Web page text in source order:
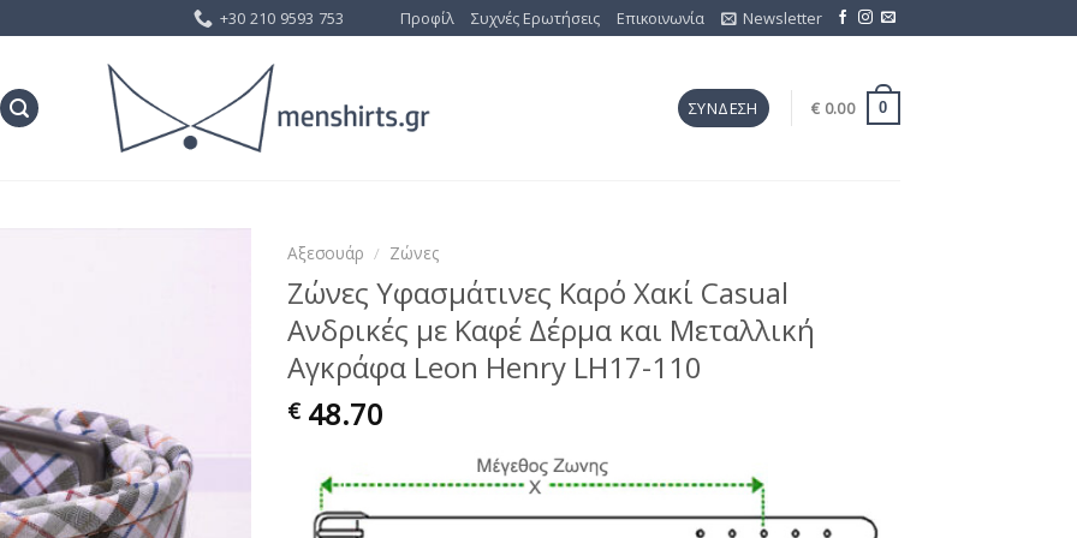
+30 210 9593 753 Προφίλ Συχνές Ερωτήσεις Επικοινωνία Newsletter
ΣΎΝΔΕΣΗ € 0.00 0
Αξεσουάρ / Ζώνες
Ζώνες Υφασμάτινες Καρό Χακί Casual
Ανδρικές με Καφέ Δέρμα και Μεταλλική
Αγκράφα Leon Henry LH17-110
€ 48.70